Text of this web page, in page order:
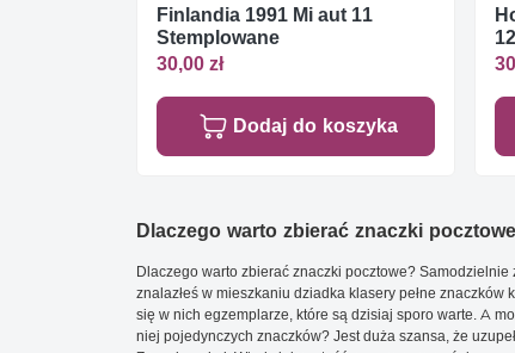
Finlandia 1991 Mi aut 11
Stemplowane
30,00 zł
Dodaj do koszyka
Dlaczego warto zbierać znaczki
Dlaczego warto zbierać znaczki pocztowe? Samodzielnie
znalazłeś w mieszkaniu dziadka klasery pełne
się w nich egzemplarze, które są dzisiaj sporo warte. A
niej pojedynczych znaczków? Jest duża szansa, że